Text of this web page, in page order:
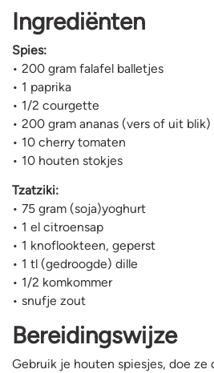
Ingrediënten
Spies:
• 200 gram falafel balletjes
• 1 paprika
• 1/2 courgette
• 200 gram ananas (vers of uit blik)
• 10 cherry tomaten
• 10 houten stokjes
Tzatziki:
• 75 gram (soja)yoghurt
• 1 el citroensap
• 1 knoflookteen, geperst
• 1 tl (gedroogde) dille
• 1/2 komkommer
• snufje zout
Bereidingswijze
Gebruik je houten spiesjes, doe